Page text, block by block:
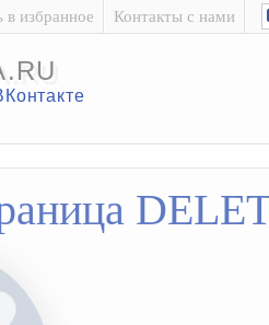
в избранное Контакты с нами